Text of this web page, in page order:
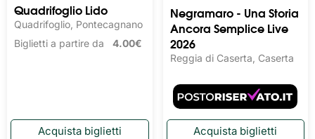
Quadrifoglio Lido
Quadrifoglio, Pontecagnano
Biglietti a partire da 4.00€
Negramaro - Una Storia
Ancora Semplice Live
2026
Reggia di Caserta, Caserta